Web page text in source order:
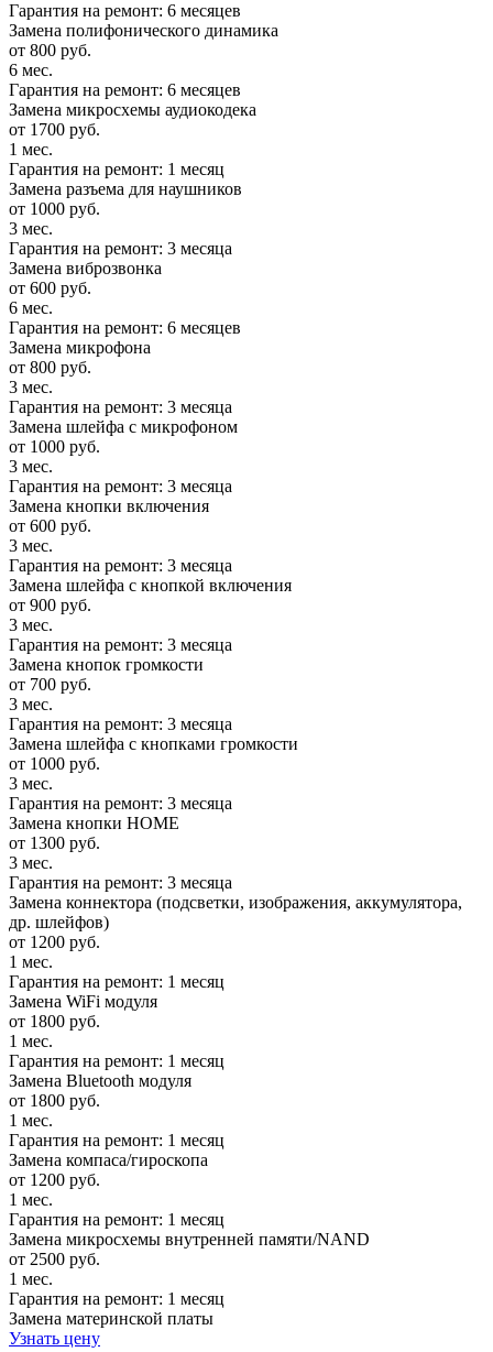
Гарантия на ремонт: 6 месяцев
Замена полифонического динамика
от 800 руб.
6 мес.
Гарантия на ремонт: 6 месяцев
Замена микросхемы аудиокодека
от 1700 руб.
1 мес.
Гарантия на ремонт: 1 месяц
Замена разъема для наушников
от 1000 руб.
3 мес.
Гарантия на ремонт: 3 месяца
Замена виброзвонка
от 600 руб.
6 мес.
Гарантия на ремонт: 6 месяцев
Замена микрофона
от 800 руб.
3 мес.
Гарантия на ремонт: 3 месяца
Замена шлейфа с микрофоном
от 1000 руб.
3 мес.
Гарантия на ремонт: 3 месяца
Замена кнопки включения
от 600 руб.
3 мес.
Гарантия на ремонт: 3 месяца
Замена шлейфа с кнопкой включения
от 900 руб.
3 мес.
Гарантия на ремонт: 3 месяца
Замена кнопок громкости
от 700 руб.
3 мес.
Гарантия на ремонт: 3 месяца
Замена шлейфа с кнопками громкости
от 1000 руб.
3 мес.
Гарантия на ремонт: 3 месяца
Замена кнопки HOME
от 1300 руб.
3 мес.
Гарантия на ремонт: 3 месяца
Замена коннектора (подсветки, изображения, аккумулятора,
др. шлейфов)
от 1200 руб.
1 мес.
Гарантия на ремонт: 1 месяц
Замена WiFi модуля
от 1800 руб.
1 мес.
Гарантия на ремонт: 1 месяц
Замена Bluetooth модуля
от 1800 руб.
1 мес.
Гарантия на ремонт: 1 месяц
Замена компаса/гироскопа
от 1200 руб.
1 мес.
Гарантия на ремонт: 1 месяц
Замена микросхемы внутренней памяти/NAND
от 2500 руб.
1 мес.
Гарантия на ремонт: 1 месяц
Замена материнской платы
Узнать цену